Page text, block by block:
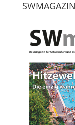
SWMAGAZIN